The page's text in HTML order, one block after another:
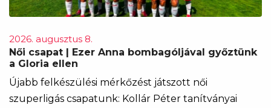
2026. augusztus 8.
Női csapat | Ezer Anna bombagóljával győztünk
a Gloria ellen
Újabb felkészülési mérkőzést játszott női
szuperligás csapatunk: Kollár Péter tanítványai